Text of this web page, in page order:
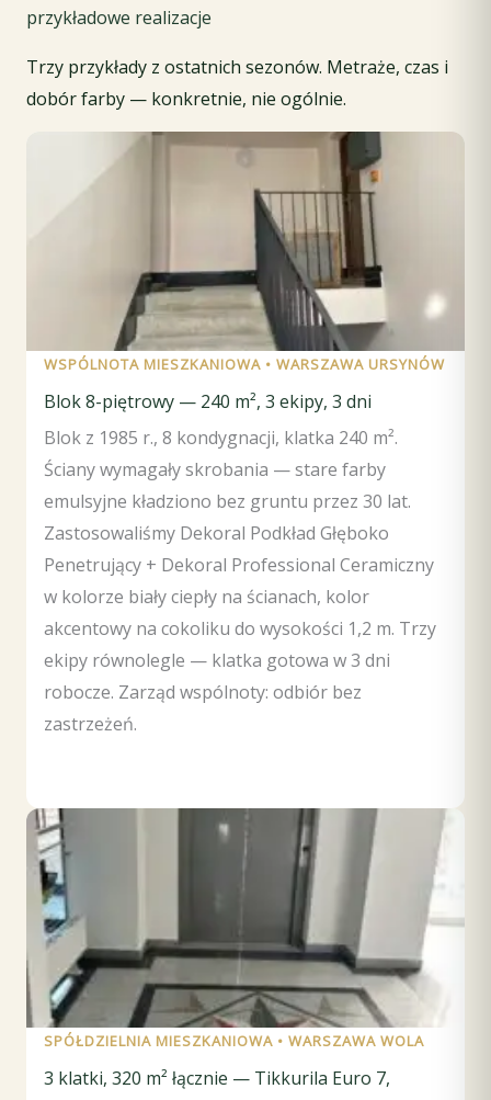
przykładowe realizacje
Trzy przykłady z ostatnich sezonów. Metraże, czas i
dobór farby — konkretnie, nie ogólnie.
WSPÓLNOTA MIESZKANIOWA • WARSZAWA URSYNÓW
Blok 8-piętrowy — 240 m², 3 ekipy, 3 dni
Blok z 1985 r., 8 kondygnacji, klatka 240 m².
Ściany wymagały skrobania — stare farby
emulsyjne kładziono bez gruntu przez 30 lat.
Zastosowaliśmy Dekoral Podkład Głęboko
Penetrujący + Dekoral Professional Ceramiczny
w kolorze biały ciepły na ścianach, kolor
akcentowy na cokoliku do wysokości 1,2 m. Trzy
ekipy równolegle — klatka gotowa w 3 dni
robocze. Zarząd wspólnoty: odbiór bez
zastrzeżeń.
SPÓŁDZIELNIA MIESZKANIOWA • WARSZAWA WOLA
3 klatki, 320 m² łącznie — Tikkurila Euro 7,